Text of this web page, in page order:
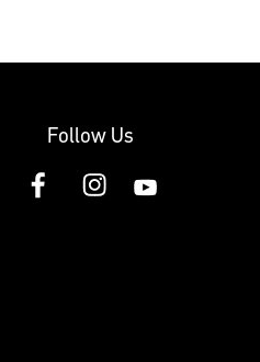
Follow Us